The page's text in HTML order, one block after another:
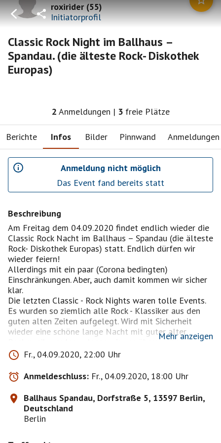
roxirider(55)
Initiatorprofil
Classic Rock Night im Ballhaus –
Spandau. (die älteste Rock- Diskothek
Europas)
2 Anmeldungen | 3 freie Plätze
Berichte Infos Bilder Pinnwand Anmeldungen
Anmeldung nicht möglich
Das Event fand bereits statt
Beschreibung
Am Freitag dem 04.09.2020 findet endlich wieder die
Classic Rock Nacht im Ballhaus – Spandau (die älteste
Rock- Diskothek Europas) statt. Endlich dürfen wir
wieder feiern!
Allerdings mit ein paar (Corona bedingten)
Einschränkungen. Aber, auch damit kommen wir sicher
klar.
Die letzten Classic - Rock Nights waren tolle Events.
Es wurden so ziemlich alle Rock - Klassiker aus den
guten alten Zeiten aufgelegt. Wird mit Sicherheit
wieder eine schöne lange Nacht mit guter alter
Rockmusik werden…. lasse wir uns überraschen. Zur
Information: Hier der Link zu Webseite:
https://ballhaus-spandau.club/
ACHTUNG:
Der Eintritt wird ausschließlich durch vorher
georderter Onlinetickets gewährleistet. Tickets
können online unter „Tickets to go…“ erworben
werden.https://ballhausspandau.de/
Mehr anzeigen
Fr., 04.09.2020, 22:00 Uhr
Anmeldeschluss: Fr., 04.09.2020, 18:00 Uhr
Ballhaus Spandau, Dorfstraße 5, 13597 Berlin,
Deutschland
Berlin